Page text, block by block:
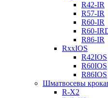
R42-IR
R57-IR
R60-IR
R60-
R86-IR
RxxIOS
R42IOS
R60IOS
R86IOS
Шматвосевы
R-X2